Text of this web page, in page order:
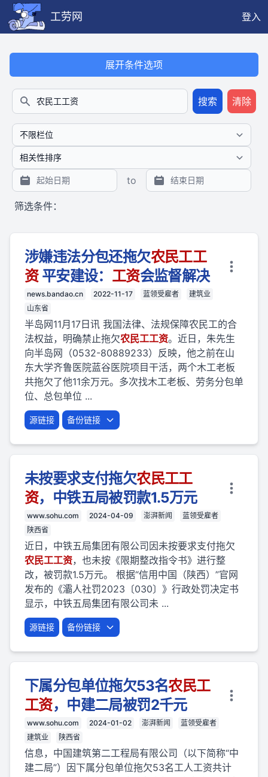
工劳网
登入
展开条件选项
搜索
搜索 清除
to
筛选条件：
涉嫌违法分包还拖欠农民工工
资平安建设： 工资会监督解决
news.bandao.cn 2022-11-17 蓝领受雇者
建筑业
山东省
半岛网11月17日讯 我国法律、法规保障农民工的合
法权益，明确禁止拖欠农民工工资。近日，朱先生
向半岛网（0532-80889233）反映，他之前在山
东大学齐鲁医院蓝谷医院项目干活，两个木工老板
共拖欠了他11余万元。多次找木工老板、劳务分包单
位、总包单位 ...
源链接 备份链接
未按要求支付拖欠农民工工
资，中铁五局被罚款1.5万元
www.sohu.com 2024-04-09 澎湃新闻
蓝领受雇者
陕西省
近日，中铁五局集团有限公司因未按要求支付拖欠
农民工工资，也未按《限期整改指令书》进行整
改，被罚款1.5万元。 根据“信用中国（陕西）”官网
发布的《灞人社罚2023〔030〕》行政处罚决定书
显示，中铁五局集团有限公司未 ...
源链接 备份链接
下属分包单位拖欠53名农民工
工资，中建二局被罚2千元
www.sohu.com 2024-01-02 澎湃新闻
蓝领受雇者
建筑业
陕西省
信息，中国建筑第二工程局有限公司（以下简称“中
建二局”）因下属分包单位拖欠53名工人工资共计